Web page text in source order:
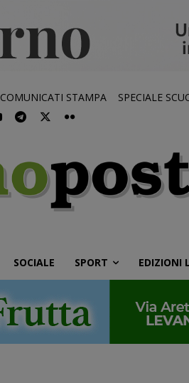
COMUNICATI STAMPA SPECIALE
SOCIALE SPORT EDIZIONI